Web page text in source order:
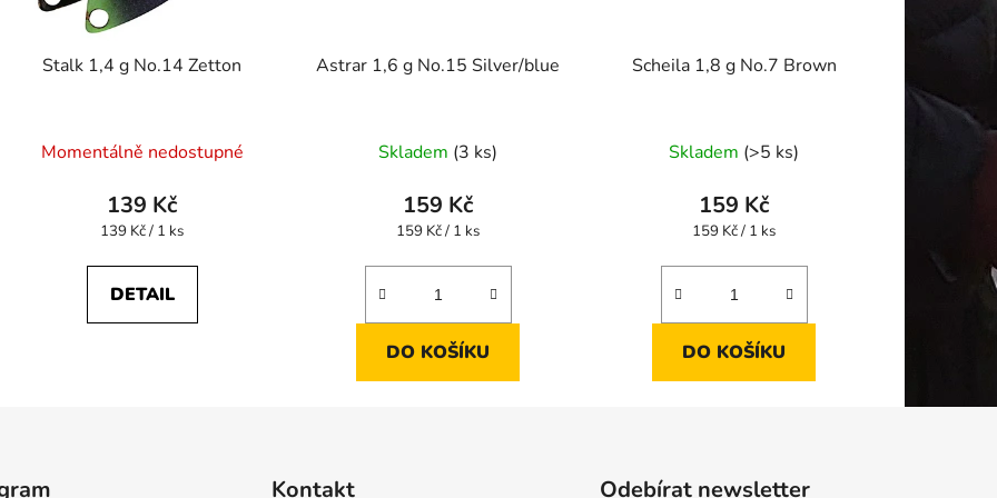
Stalk 1,4 g No.14 Zetton
Momentálně nedostupné
139 Kč
Měrná
139 Kč / 1 ks
DETAIL
Astrar 1,6 g No.15 Silver/blue
Skladem (3 ks)
159 Kč
Měrná
159 Kč / 1 ks
DO KOŠÍKU
Scheila 1,8 g No.7 Brown
Skladem (>5 ks)
159 Kč
Měrná
159 Kč / 1 ks
DO KOŠÍKU
Kontakt Odebírat newsletter